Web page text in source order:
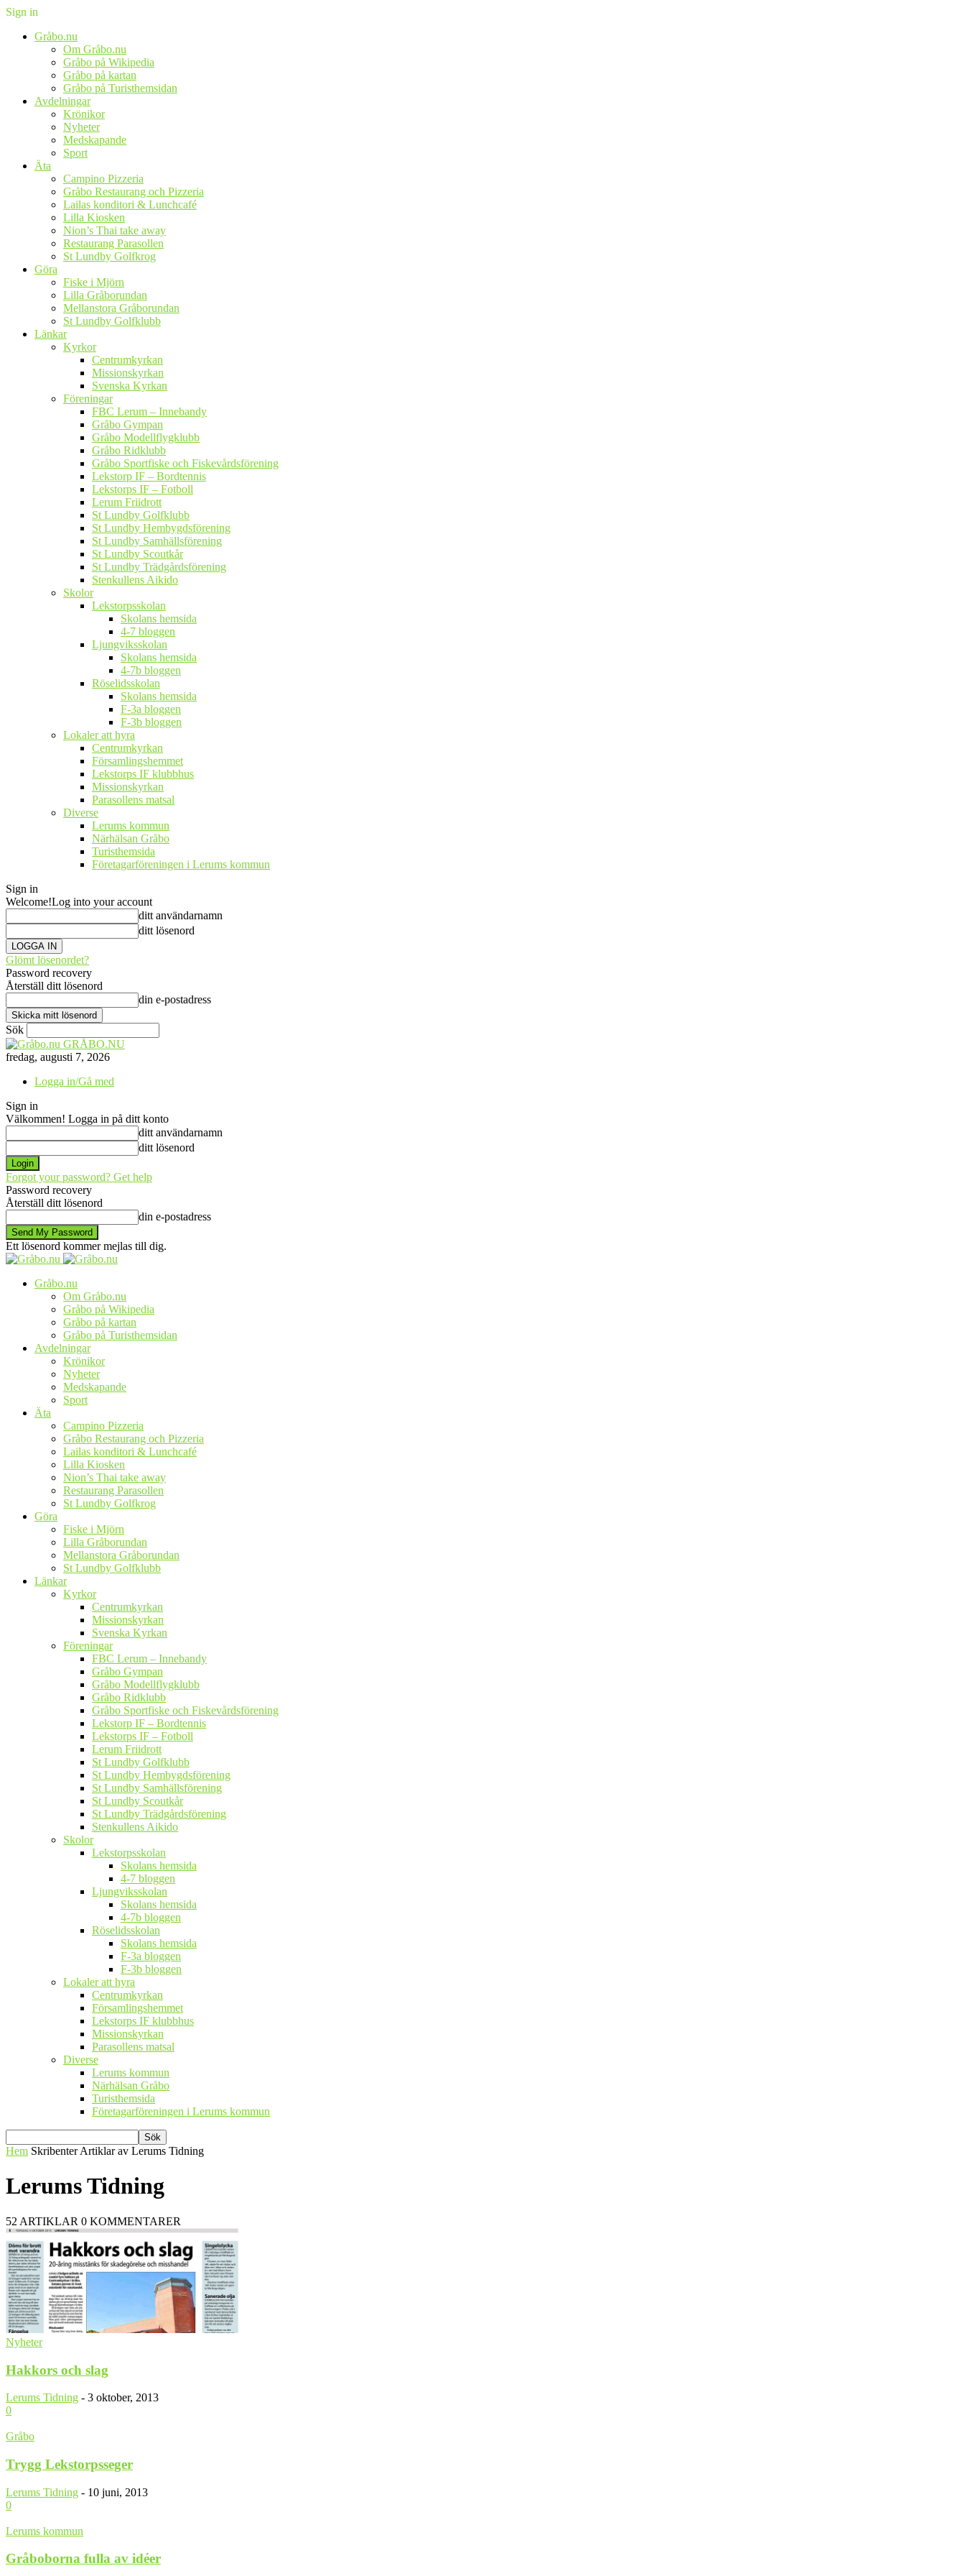
Sign in
Gråbo.nu
Om Gråbo.nu
Gråbo på Wikipedia
Gråbo på kartan
Gråbo på Turisthemsidan
Avdelningar
Krönikor
Nyheter
Medskapande
Sport
Äta
Campino Pizzeria
Gråbo Restaurang och Pizzeria
Lailas konditori & Lunchcafé
Lilla Kiosken
Nion’s Thai take away
Restaurang Parasollen
St Lundby Golfkrog
Göra
Fiske i Mjörn
Lilla Gråborundan
Mellanstora Gråborundan
St Lundby Golfklubb
Länkar
Kyrkor
Centrumkyrkan
Missionskyrkan
Svenska Kyrkan
Föreningar
FBC Lerum – Innebandy
Gråbo Gympan
Gråbo Modellflygklubb
Gråbo Ridklubb
Gråbo Sportfiske och Fiskevårdsförening
Lekstorp IF – Bordtennis
Lekstorps IF – Fotboll
Lerum Friidrott
St Lundby Golfklubb
St Lundby Hembygdsförening
St Lundby Samhällsförening
St Lundby Scoutkår
St Lundby Trädgårdsförening
Stenkullens Aikido
Skolor
Lekstorpsskolan
Skolans hemsida
4-7 bloggen
Ljungviksskolan
Skolans hemsida
4-7b bloggen
Röselidsskolan
Skolans hemsida
F-3a bloggen
F-3b bloggen
Lokaler att hyra
Centrumkyrkan
Församlingshemmet
Lekstorps IF klubbhus
Missionskyrkan
Parasollens matsal
Diverse
Lerums kommun
Närhälsan Gråbo
Turisthemsida
Företagarföreningen i Lerums kommun
Sign in
Welcome!Log into your account
ditt användarnamn
ditt lösenord
Glömt lösenordet?
Password recovery
Återställ ditt lösenord
din e-postadress
Sök
GRÅBO.NU
fredag, augusti 7, 2026
Logga in/Gå med
Sign in
Välkommen! Logga in på ditt konto
ditt användarnamn
ditt lösenord
Forgot your password? Get help
Password recovery
Återställ ditt lösenord
din e-postadress
Ett lösenord kommer mejlas till dig.
Gråbo.nu
Om Gråbo.nu
Gråbo på Wikipedia
Gråbo på kartan
Gråbo på Turisthemsidan
Avdelningar
Krönikor
Nyheter
Medskapande
Sport
Äta
Campino Pizzeria
Gråbo Restaurang och Pizzeria
Lailas konditori & Lunchcafé
Lilla Kiosken
Nion’s Thai take away
Restaurang Parasollen
St Lundby Golfkrog
Göra
Fiske i Mjörn
Lilla Gråborundan
Mellanstora Gråborundan
St Lundby Golfklubb
Länkar
Kyrkor
Centrumkyrkan
Missionskyrkan
Svenska Kyrkan
Föreningar
FBC Lerum – Innebandy
Gråbo Gympan
Gråbo Modellflygklubb
Gråbo Ridklubb
Gråbo Sportfiske och Fiskevårdsförening
Lekstorp IF – Bordtennis
Lekstorps IF – Fotboll
Lerum Friidrott
St Lundby Golfklubb
St Lundby Hembygdsförening
St Lundby Samhällsförening
St Lundby Scoutkår
St Lundby Trädgårdsförening
Stenkullens Aikido
Skolor
Lekstorpsskolan
Skolans hemsida
4-7 bloggen
Ljungviksskolan
Skolans hemsida
4-7b bloggen
Röselidsskolan
Skolans hemsida
F-3a bloggen
F-3b bloggen
Lokaler att hyra
Centrumkyrkan
Församlingshemmet
Lekstorps IF klubbhus
Missionskyrkan
Parasollens matsal
Diverse
Lerums kommun
Närhälsan Gråbo
Turisthemsida
Företagarföreningen i Lerums kommun
Hem Skribenter Artiklar av Lerums Tidning
Lerums Tidning
52 ARTIKLAR 0 KOMMENTARER
Nyheter
Hakkors och slag
Lerums Tidning - 3 oktober, 2013
0
Gråbo
Trygg Lekstorpsseger
Lerums Tidning - 10 juni, 2013
0
Lerums kommun
Gråboborna fulla av idéer